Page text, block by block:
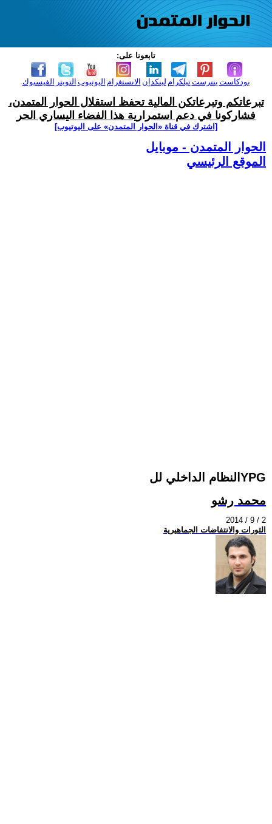
تابعونا على:
الفيسبوك التويتر اليوتيوب الانستغرام لينكدإن تيلكرامبنترست بودكاست
تبرعاتكم وتبرعاتكن المالية تحفظ استقلال الحوار المتمدن،
فشاركونا في دعم استمرارية هذا الفضاء اليساري الحر
[اشترك في قناة ‫«الحوار المتمدن» على اليوتيوب]
الحوار المتمدن - موبايل
الموقع الرئيسي
النظام الداخلي للYPG
محمد رشو
2014 / 9 / 2
الثورات والانتفاضات الجماهيرية